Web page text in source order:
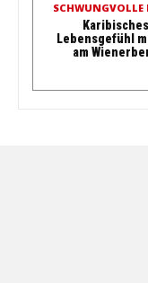
SCHWUNGVOLLE
Karibisches
Lebensgefühl
am